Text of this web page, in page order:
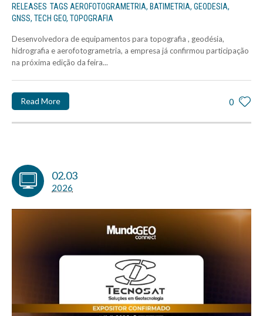
RELEASES TAGS AEROFOTOGRAMETRIA, BATIMETRIA, GEODESIA,
GNSS, TECH GEO, TOPOGRAFIA
Desenvolvedora de equipamentos para topografia , geodésia,
hidrografia e aerofotogrametria, a empresa já confirmou participação
na próxima edição da feira...
0
Read More
02.03
2026